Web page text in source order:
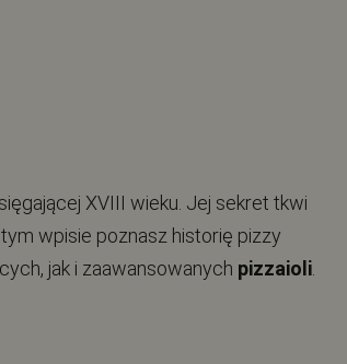
XVIII wieku. Jej sekret tkwi
tym wpisie poznasz historię pizzy
jak i zaawansowanych pizzaioli